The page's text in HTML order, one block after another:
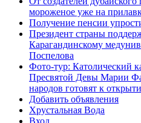
мороженое уже на
Получение пенсии
Президент страны
Карагандинскому
Поспелова
Фото-тур: Католический
Пресвятой Девы Марии
народов готовят к
Добавить объявления
Хрустальная Вода